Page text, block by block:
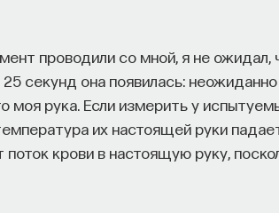
проводили со мной, я не ожидал,
секунд она появилась:
моя рука. Если измерить у
их настоящей руки
поток крови в настоящую руку,